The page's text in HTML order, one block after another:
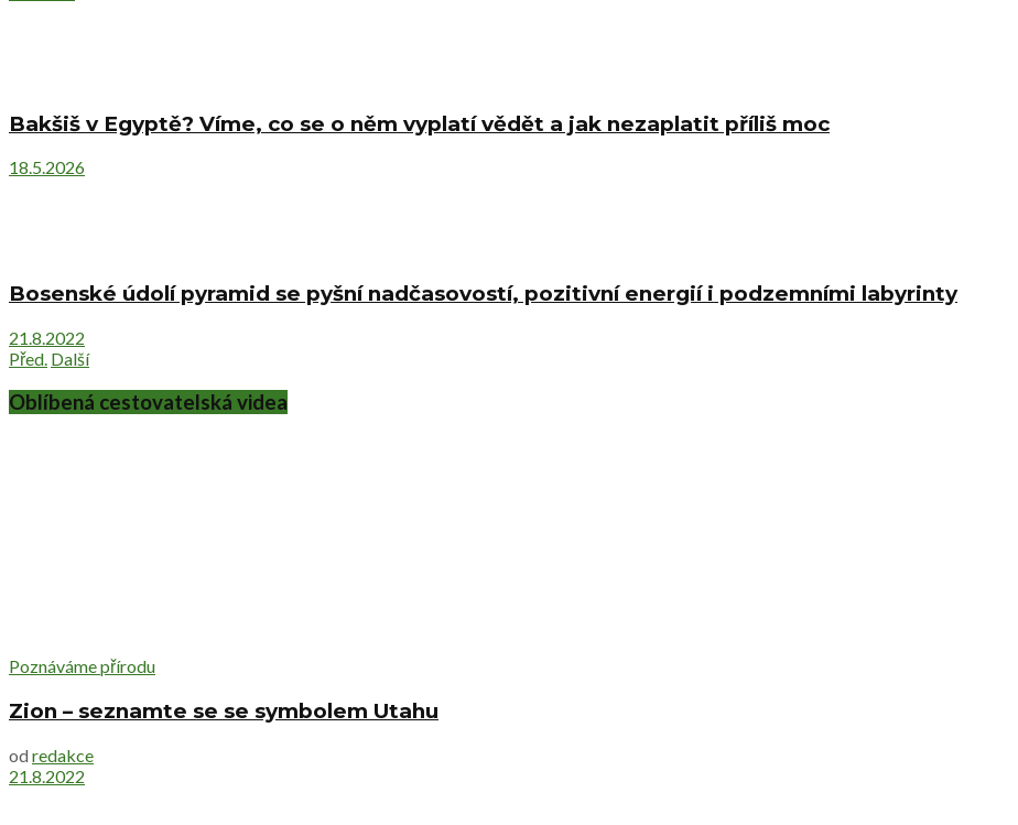
Bakšiš v Egyptě? Víme, co se o něm vyplatí vědět a jak nezaplatit příliš moc
18.5.2026
Bosenské údolí pyramid se pyšní nadčasovostí, pozitivní energií i podzemními labyrinty
21.8.2022
Před. Další
Oblíbená cestovatelská videa
Poznáváme přírodu
Zion – seznamte se se symbolem Utahu
od redakce
21.8.2022